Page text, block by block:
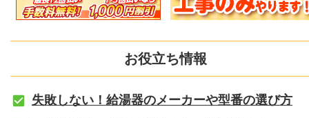
お役立ち情報
失敗しない！給湯器のメーカーや型番の選び方